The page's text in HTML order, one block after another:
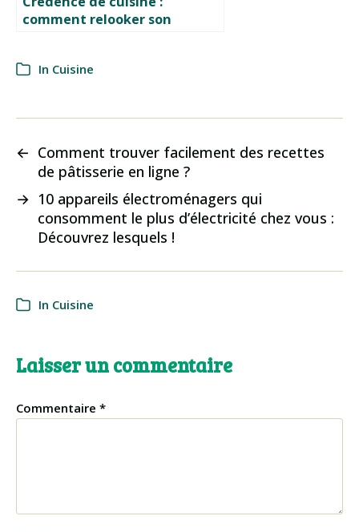
comment relooker son
In Cuisine
← Comment trouver facilement des recettes
de pâtisserie en ligne ?
→ 10 appareils électroménagers qui
consomment le plus d’électricité chez vous :
Découvrez lesquels !
In Cuisine
Laisser un commentaire
Commentaire *